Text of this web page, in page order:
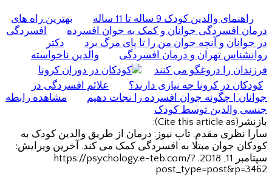
راهنمای والدین کودک 9 ساله تا 11 ساله
بهترین راه های
درمان افسردگی جوانان و کمک به جوان افسرده
افسردگی
در جوانان و آنچه جوان من را تا پای مرگ برد
دکتر
روانشناس تهران و درمان افسردگی
والدین ناخواسته
فرزندان را دروغگو می کنند
کودکان در کرونا چه نیازی دارند؟
علائم افسردگی در
جوانان | چگونه جوان افسرده را نجات دهیم
مشاهده رابطه
جنسی والدین توسط کودک
بازنشر(Cite this article as):
سارا نظری مقدم. تاپ نیوز: درمان از طریق والدین کودک به
کودکان جوان مبتلا به افسردگی کمک می کند. آخرین ویرایش:
سپتامبر 11, 2018. https://psychology.e-teb.com/?
post_type=post&p=3462